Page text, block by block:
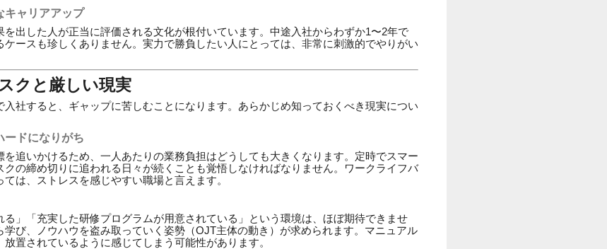
キャリアアップ
出した人が正当に評価される文化が根付いています。中途入社からわずか1〜2年で
ースも珍しくありません。実力で勝負したい人にとっては、非常に刺激的でやりがい
クと厳しい現実
社すると、ギャップに苦しむことになります。あらかじめ知っておくべき現実につい
ードになりがち
を追いかけるため、一人あたりの業務負担はどうしても大きくなります。定時でスマー
クの締め切りに追われる日々が続くことも覚悟しなければなりません。ワークライフバ
は、ストレスを感じやすい職場と言えます。
る」「充実した研修プログラムが用意されている」という環境は、ほぼ期待できませ
学び、ノウハウを盗み取っていく姿勢（OJT主体の動き）が求められます。マニュアル
置されているように感じてしまう可能性があります。